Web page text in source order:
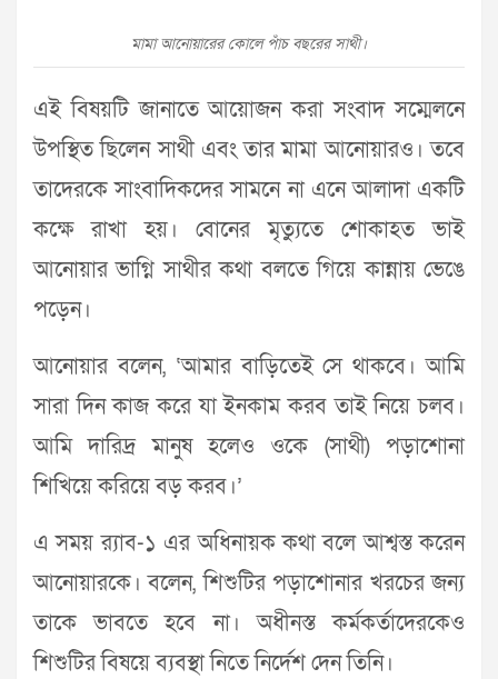
মামা আনোয়ারের কোলে পাঁচ বছরের সাথী।
এই বিষয়টি জানাতে আয়োজন করা সংবাদ সম্মেলনে
উপস্থিত ছিলেন সাথী এবং তার মামা আনোয়ারও। তবে
তাদেরকে সাংবাদিকদের সামনে না এনে আলাদা একটি
কক্ষে রাখা হয়। বোনের মৃত্যুতে শোকাহত ভাই
আনোয়ার ভাগ্নি সাথীর কথা বলতে গিয়ে কান্নায় ভেঙে
পড়েন।
আনোয়ার বলেন, ‘আমার বাড়িতেই সে থাকবে। আমি
সারা দিন কাজ করে যা ইনকাম করব তাই নিয়ে চলব।
আমি দারিদ্র মানুষ হলেও ওকে (সাথী) পড়াশোনা
শিখিয়ে করিয়ে বড় করব।’
এ সময় র‌্যাব-১ এর অধিনায়ক কথা বলে আশ্বস্ত করেন
আনোয়ারকে। বলেন, শিশুটির পড়াশোনার খরচের জন্য
তাকে ভাবতে হবে না। অধীনস্ত কর্মকর্তাদেরকেও
শিশুটির বিষয়ে ব্যবস্থা নিতে নির্দেশ দেন তিনি।